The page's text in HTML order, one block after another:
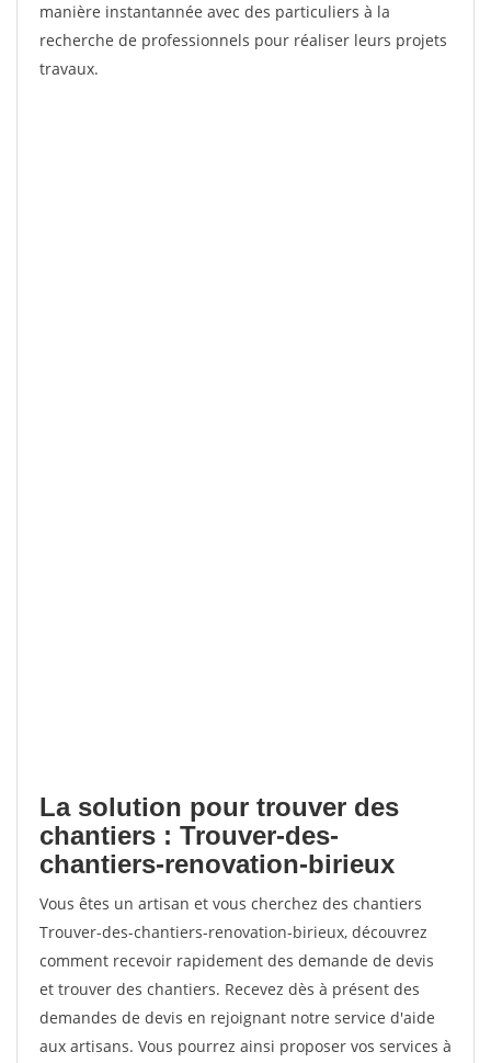
manière instantannée avec des particuliers à la
recherche de professionnels pour réaliser leurs projets
travaux.
La solution pour trouver des
chantiers : Trouver-des-
chantiers-renovation-birieux
Vous êtes un artisan et vous cherchez des chantiers
Trouver-des-chantiers-renovation-birieux, découvrez
comment recevoir rapidement des demande de devis
et trouver des chantiers. Recevez dès à présent des
demandes de devis en rejoignant notre service d'aide
aux artisans. Vous pourrez ainsi proposer vos services à